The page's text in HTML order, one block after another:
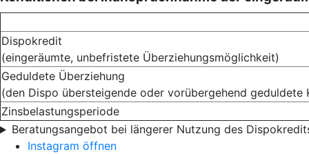
Dispokredit
(eingeräumte, unbefristete Überziehungsmöglichkeit)
Geduldete Überziehung
(den Dispo übersteigende oder vorübergehend geduldete
Zinsbelastungsperiode
Beratungsangebot bei längerer Nutzung des
Instagram öffnen